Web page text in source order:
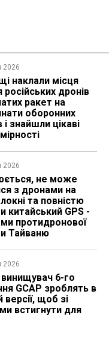
2026
наклали місця
російських дронів
ракет на
оборонних
і знайшли цікаві
2026
не може
з дронами на
та повністю
китайський GPS -
протидронової
Тайваню
2026
6-го
GCAP зроблять в
версії, щоб зі
встигнути для